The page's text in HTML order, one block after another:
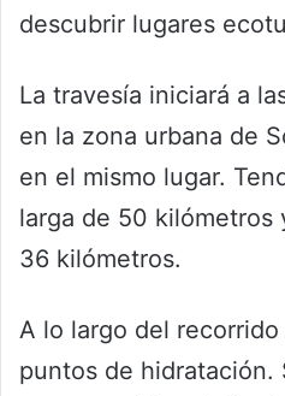
descubrir lugares
La travesía iniciará a
en la zona urbana de
en el mismo lugar.
larga de 50 kilómetros
36 kilómetros.
A lo largo del
puntos de hidratación.